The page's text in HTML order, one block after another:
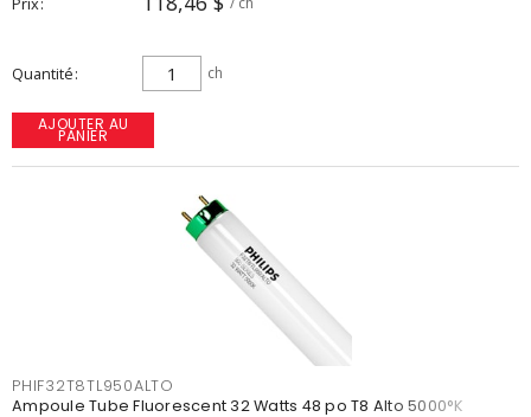
Quantité ch
AJOUTER AU
PANIER
PHIF32T8TL950ALTO
Ampoule Tube Fluorescent 32 Watts 48 po T8 Alto 5000°K